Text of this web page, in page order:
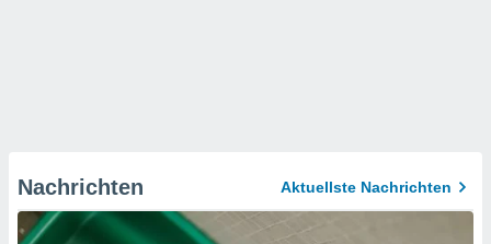
Nachrichten Aktuellste Nachrichten